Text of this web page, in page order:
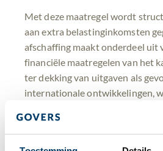
Met deze maatregel wordt
aan extra belastinginkomsten
afschaffing maakt onderdeel uit
financiële maatregelen van het
ter dekking van uitgaven als
internationale ontwikkelingen,
Werkgevers kunnen de korting
producten nog wel aanbieden